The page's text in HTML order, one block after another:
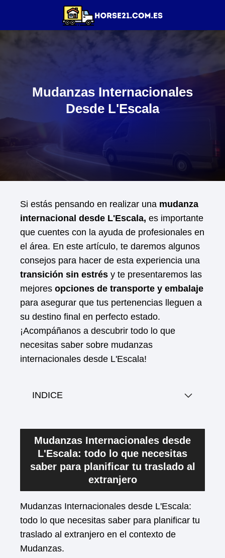
Mudanzas Internacionales
Desde L'Escala
Si estás pensando en realizar una mudanza
internacional desde L'Escala, es importante
que cuentes con la ayuda de profesionales en
el área. En este artículo, te daremos algunos
consejos para hacer de esta experiencia una
transición sin estrés y te presentaremos las
mejores opciones de transporte y embalaje
para asegurar que tus pertenencias lleguen a
su destino final en perfecto estado.
¡Acompáñanos a descubrir todo lo que
necesitas saber sobre mudanzas
internacionales desde L'Escala!
INDICE
Mudanzas Internacionales desde
L'Escala: todo lo que necesitas
saber para planificar tu traslado al
extranjero
Mudanzas Internacionales desde L'Escala:
todo lo que necesitas saber para planificar tu
traslado al extranjero en el contexto de
Mudanzas.